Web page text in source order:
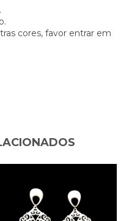
cores, favor entrar em